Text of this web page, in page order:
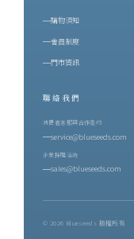
購物須知
會員制度
門市資訊
聯絡我們
消費者客服與合作邀約
service@blueseeds.com
企業採購洽詢
sales@blueseeds.com
© 2026 Blueseeds 版權所有